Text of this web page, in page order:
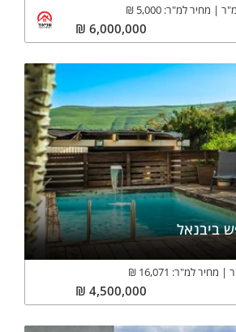
מ"ר מחיר למ"ר: 5,000
₪
6,000,000
₪
ביבנאל
מחיר למ"ר: 16,071
₪
4,500,000
₪